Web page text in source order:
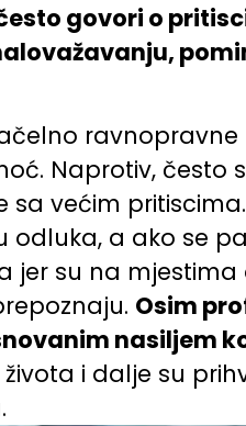
govori o
Naprotiv, često
sa većim
odluka, a ako se
jer su na
Osim
nasiljem
i dalje su